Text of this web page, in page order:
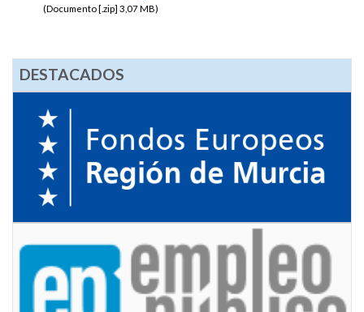
(Documento [.zip] 3,07 MB)
DESTACADOS